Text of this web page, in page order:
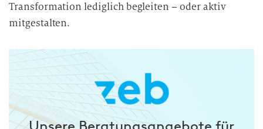
Transformation lediglich begleiten – oder aktiv
mitgestalten.